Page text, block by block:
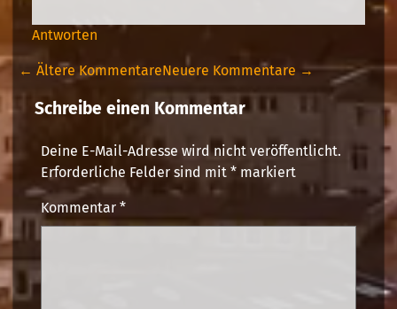
Antworten
← Ältere KommentareNeuere Kommentare →
Schreibe einen Kommentar
Deine E-Mail-Adresse wird nicht veröffentlicht.
Erforderliche Felder sind mit *markiert
Kommentar *